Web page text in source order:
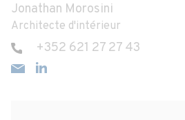
Jonathan Morosini
Architecte d'intérieur
+352 621 27 27 43